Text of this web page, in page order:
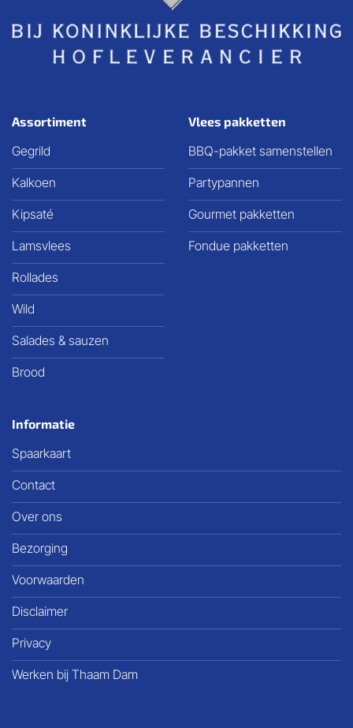
Assortiment
Gegrild
Kalkoen
Kipsaté
Lamsvlees
Rollades
Wild
Salades & sauzen
Brood
Vlees pakketten
BBQ-pakket samenstellen
Partypannen
Gourmet pakketten
Fondue pakketten
Informatie
Spaarkaart
Contact
Over ons
Bezorging
Voorwaarden
Disclaimer
Privacy
Werken bij Thaam Dam